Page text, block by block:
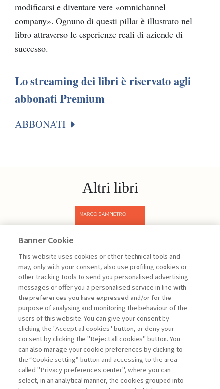
modificarsi e diventare vere «omnichannel
company». Ognuno di questi pillar è illustrato nel
libro attraverso le esperienze reali di aziende di
successo.
Lo streaming dei libri è riservato agli
abbonati Premium
ABBONATI
Altri libri
Previous
Sampietro Marco
Project
Management -
III edizione
Banner Cookie
This website uses cookies or other technical tools and
may, only with your consent, also use profiling cookies or
other tracking tools to send you personalised advertising
messages or offer you a personalised service in line with
the preferences you have expressed and/or for the
purpose of analysing and monitoring the behaviour of the
users of this website. You can give your consent by
clicking the "Accept all cookies" button, or deny your
consent by clicking the "Reject all cookies" button. You
can also manage your cookie preferences by clicking to
the “Cookie setting” button and accessing to the area
called "Privacy preferences center", where you can
select, in an analytical manner, the cookies grouped into